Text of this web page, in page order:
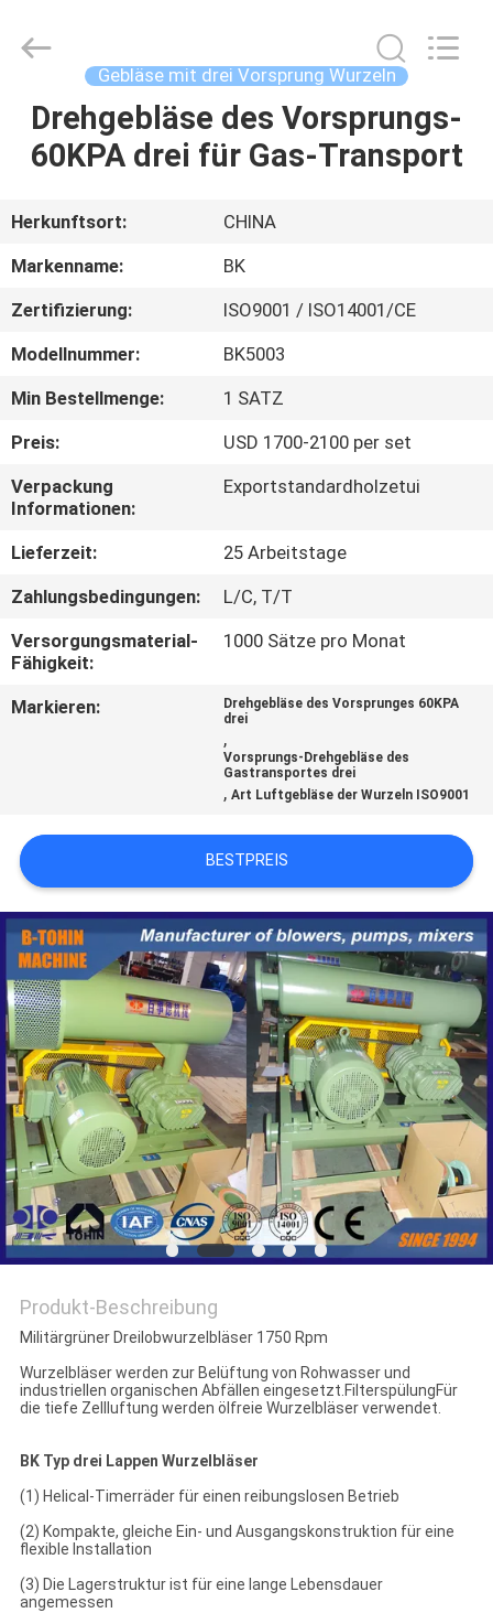
HAUS
VIDEOS
ÜBER
UNS
FABRIK-
AUSFLUG
QUALITÄTSKONTROLLE
TRETEN
SIE
FORDERN
SIE EIN
ZITAT
COMPANY
NEWS
SITEMAP
PRIVACY
POLICY
Machine
(Jiangsu)
Reserved.
Gebläse mit drei Vorsprung Wurzeln
Drehgebläse des Vorsprungs-
60KPA drei für Gas-Transport
Herkunftsort:
CHINA
Markenname:
BK
Zertifizierung:
ISO9001 / ISO14001/CE
Modellnummer:
BK5003
Min Bestellmenge:
1 SATZ
Preis:
USD 1700-2100 per set
Verpackung
Informationen:
Exportstandardholzetui
Lieferzeit:
25 Arbeitstage
Zahlungsbedingungen:
L/C, T/T
Versorgungsmaterial-
Fähigkeit:
1000 Sätze pro Monat
Markieren:
Drehgebläse des Vorsprunges 60KPA
drei
,
Vorsprungs-Drehgebläse des
Gastransportes drei
,Art Luftgebläse der Wurzeln ISO9001
BESTPREIS
Produkt-Beschreibung
Militärgrüner Dreilobwurzelbläser 1750 Rpm
Wurzelbläser werden zur Belüftung von Rohwasser und
industriellen organischen Abfällen eingesetzt.FilterspülungFür
die tiefe Zellluftung werden ölfreie Wurzelbläser verwendet.
BK Typ drei Lappen Wurzelbläser
(1) Helical-Timerräder für einen reibungslosen Betrieb
(2) Kompakte, gleiche Ein- und Ausgangskonstruktion für eine
flexible Installation
(3) Die Lagerstruktur ist für eine lange Lebensdauer
angemessen